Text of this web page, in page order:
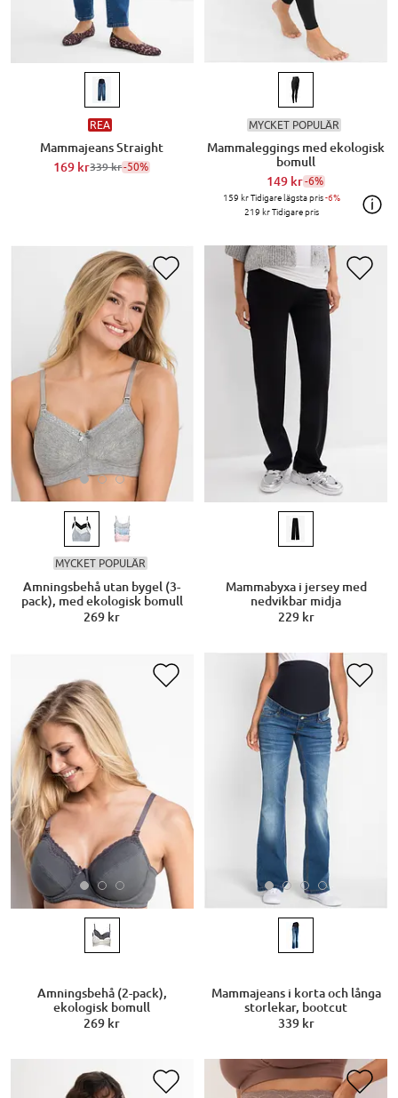
REA
Mammajeans Straight
169 kr339 kr-50%
MYCKET POPULÄR
Mammaleggings med ekologisk
bomull
149 kr-6%
159 krTidigare lägsta pris-6%
219 krTidigare pris
MYCKET POPULÄR
Amningsbehå utan bygel (3-
pack), med ekologisk bomull
269 kr
Mammabyxa i jersey med
nedvikbar midja
229 kr
Amningsbehå (2-pack),
ekologisk bomull
269 kr
Mammajeans i korta och långa
storlekar, bootcut
339 kr